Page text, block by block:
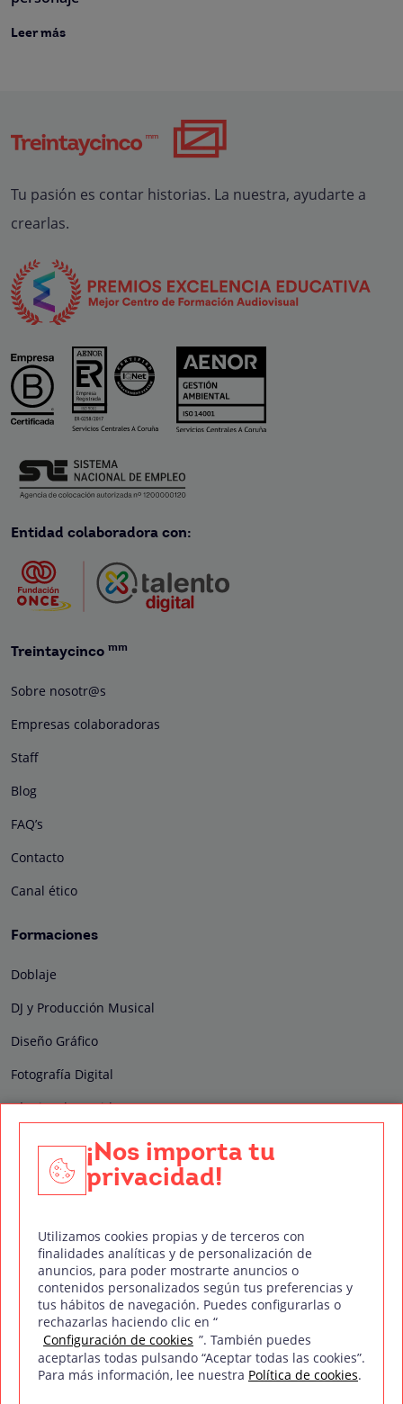
Leer más
Tu pasión es contar historias. La nuestra, ayudarte a
crearlas.
Entidad colaboradora con:
Treintaycinco mm
Sobre nosotr@s
Empresas colaboradoras
Staff
Blog
FAQ’s
Contacto
Canal ético
Formaciones
Doblaje
DJ y Producción Musical
Diseño Gráfico
Fotografía Digital
Técnico de Sonido
Edición y Postproducción de Vídeo
Nuestros sellos de calidad
Síguenos en Redes Sociales
Política de privacidad Política de cookies
Aviso legal
¡Nos importa tu
privacidad!
Utilizamos cookies propias y de terceros con
finalidades analíticas y de personalización de
anuncios, para poder mostrarte anuncios o
contenidos personalizados según tus preferencias y
tus hábitos de navegación. Puedes configurarlas o
rechazarlas haciendo clic en “
Configuración de cookies ”. También puedes
aceptarlas todas pulsando “Aceptar todas las cookies”.
Para más información, lee nuestra Política de cookies.